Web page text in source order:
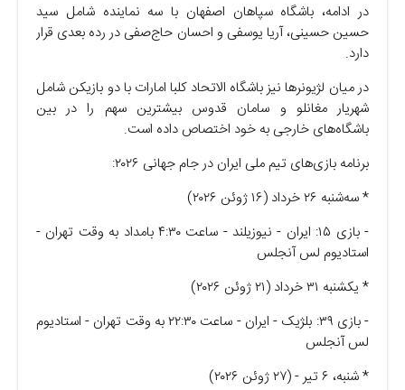
در ادامه، باشگاه سپاهان اصفهان با سه نماینده شامل سید
حسین حسینی، آریا یوسفی و احسان حاج‌صفی در رده بعدی قرار
دارد.
در میان لژیونر‌ها نیز باشگاه الاتحاد کلبا امارات با دو بازیکن شامل
شهریار مغانلو و سامان قدوس بیشترین سهم را در بین
باشگاه‌های خارجی به خود اختصاص داده است.
برنامه بازی‌های تیم ملی ایران در جام جهانی ۲۰۲۶:
* سه‌شنبه ۲۶ خرداد (۱۶ ژوئن ۲۰۲۶)
- بازی ۱۵: ایران - نیوزیلند - ساعت ۴:۳۰ بامداد به وقت تهران -
استادیوم لس آنجلس
* یکشنبه ۳۱ خرداد (۲۱ ژوئن ۲۰۲۶)
- بازی ۳۹: بلژیک - ایران - ساعت ۲۲:۳۰ به وقت تهران - استادیوم
لس آنجلس
* شنبه، ۶ تیر - (۲۷ ژوئن ۲۰۲۶)